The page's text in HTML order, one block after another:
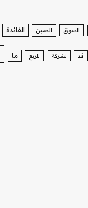
السوق الصين الفائدة
قد لشركة للربع ما